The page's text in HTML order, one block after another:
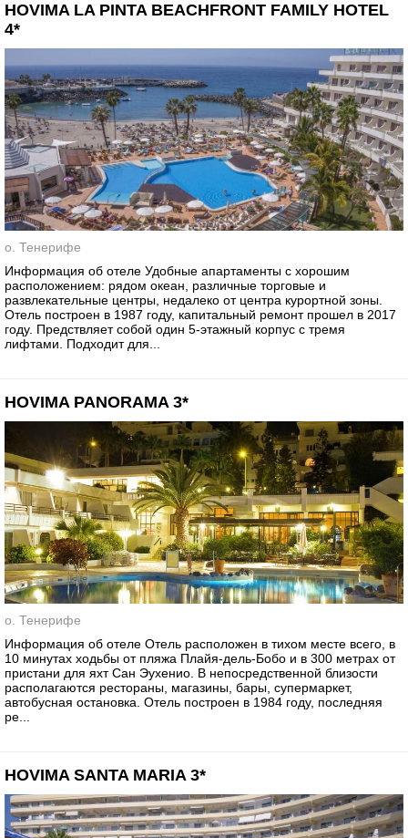
HOVIMA LA PINTA BEACHFRONT FAMILY HOTEL
4*
о. Тенерифе
Информация об отеле Удобные апартаменты с хорошим
расположением: рядом океан, различные торговые и
развлекательные центры, недалеко от центра курортной зоны.
Отель построен в 1987 году, капитальный ремонт прошел в 2017
году. Предствляет собой один 5-этажный корпус с тремя
лифтами. Подходит для...
HOVIMA PANORAMA 3*
о. Тенерифе
Информация об отеле Отель расположен в тихом месте всего, в
10 минутах ходьбы от пляжа Плайя-дель-Бобо и в 300 метрах от
пристани для яхт Сан Эухенио. В непосредственной близости
располагаются рестораны, магазины, бары, супермаркет,
автобусная остановка. Отель построен в 1984 году, последняя
ре...
HOVIMA SANTA MARIA 3*